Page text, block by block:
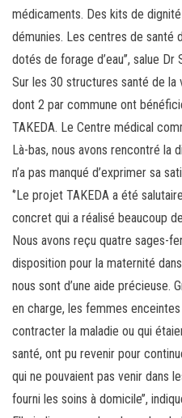
médicaments. Des kits de
démunies. Les centres de santé
dotés de forage d’eau’’, salue Dr
Sur les 30 structures santé de la
dont 2 par commune ont
TAKEDA. Le Centre médical
Là-bas, nous avons rencontré la
n’a pas manqué d’exprimer sa
‘’Le projet TAKEDA a été
concret qui a réalisé beaucoup
Nous avons reçu quatre sages-
disposition pour la maternité
nous sont d’une aide précieuse.
en charge, les femmes
contracter la maladie ou qui
santé, ont pu revenir pour
qui ne pouvaient pas venir dans
fourni les soins à domicile’’,